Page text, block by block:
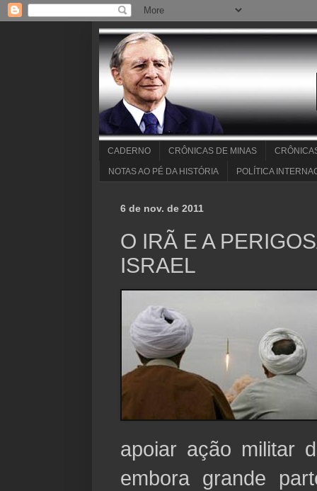
CADERNO CRÔNICAS DE MINAS
NOTAS AO PÉ DA HISTÓRIA POLÍTICA
6 de nov. de 2011
O IRÃ E A
ISRAEL
apoiar ação militar
embora grande